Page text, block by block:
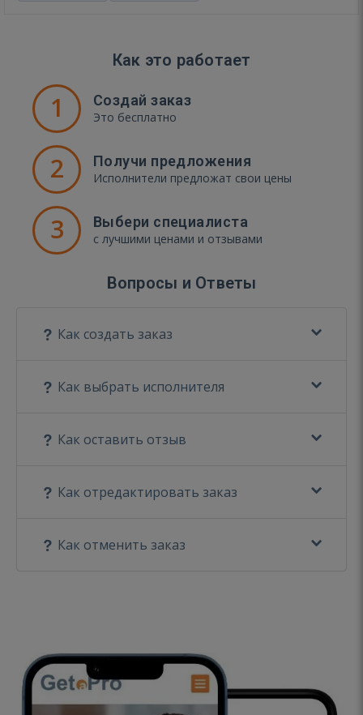
Как это работает
1 Создай заказ
Это бесплатно
2 Получи предложения
Исполнители предложат свои цены
3 Выбери специалиста
с лучшими ценами и отзывами
Вопросы и Ответы
Как создать заказ
Как выбрать исполнителя
Как оставить отзыв
Как отредактировать заказ
Как отменить заказ